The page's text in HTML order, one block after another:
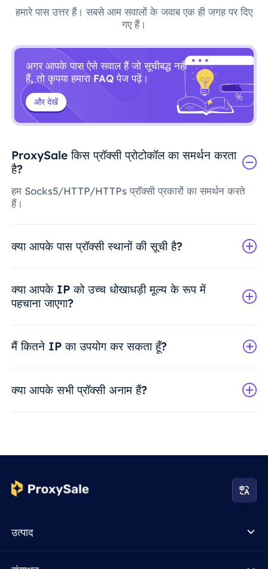
हमारे पास उत्तर हैं। सबसे आम सवालों के जवाब एक ही जगह पर दिए
गए हैं।
अगर आपके पास ऐसे सवाल हैं जो सूचीबद्ध नहीं
हैं, तो कृपया हमारा FAQ पेज पढ़ें।
और देखें
ProxySale किस प्रॉक्सी प्रोटोकॉल का समर्थन करता
है?
हम Socks5/HTTP/HTTPs प्रॉक्सी प्रकारों का समर्थन करते
हैं।
क्या आपके पास प्रॉक्सी स्थानों की सूची है?
क्या आपके IP को उच्च धोखाधड़ी मूल्य के रूप में
पहचाना जाएगा?
मैं कितने IP का उपयोग कर सकता हूँ?
क्या आपके सभी प्रॉक्सी अनाम हैं?
उत्पाद